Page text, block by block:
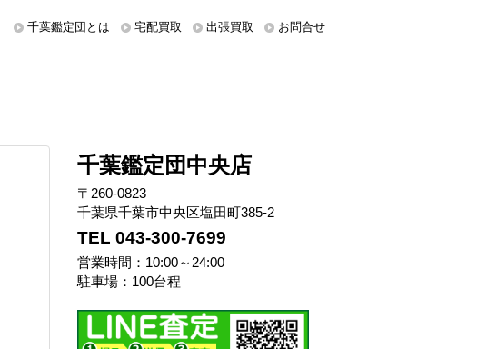
千葉鑑定団とは 宅配買取 出張買取 お問合せ
千葉鑑定団中央店
〒260-0823
千葉県千葉市中央区塩田町385-2
TEL 043-300-7699
営業時間：10:00～24:00
駐車場：100台程